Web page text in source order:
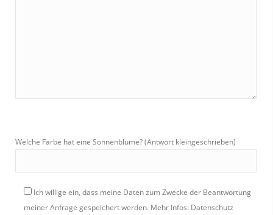
Welche Farbe hat eine Sonnenblume? (Antwort kleingeschrieben)
Ich willige ein, dass meine Daten zum Zwecke der Beantwortung
meiner Anfrage gespeichert werden. Mehr Infos: Datenschutz